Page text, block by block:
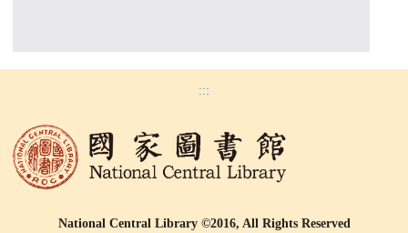
:::
National Central Library ©2016, All Rights Reserved